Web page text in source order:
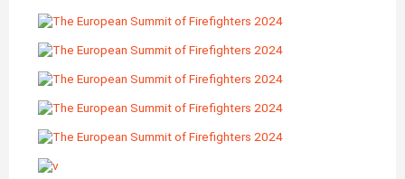
图
图
图
图
图
图